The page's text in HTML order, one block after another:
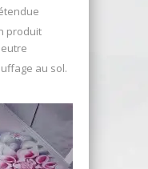
produit
au sol.